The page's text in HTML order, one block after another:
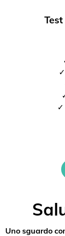
✓
Uno sguardo